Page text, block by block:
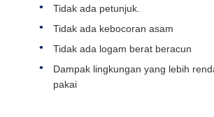
Tidak ada petunjuk.
Tidak ada kebocoran asam
Tidak ada logam berat beracun
Dampak lingkungan yang lebih
pakai